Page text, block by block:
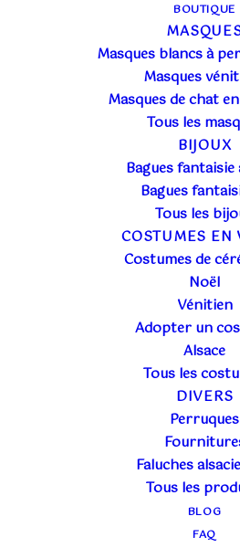
BOUTIQUE
Masques blancs à
Masques
Masques de chat
Tous les
BIJOUX
Bagues
Bagues
Tous les
COSTUMES EN
Costumes de
Noël
Vénitien
Adopter un
Alsace
Tous les
DIVERS
Perruques
Faluches
Tous les
BLOG
FAQ
SECOND
VERTE
135,00